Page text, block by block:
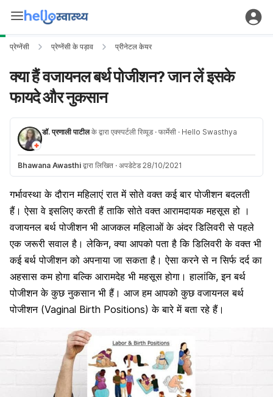
प्रेग्नेंसी प्रेग्नेंसी के पड़ाव प्रीनेटल केयर
क्या हैं वजायनल बर्थ पोजीशन? जान लें इसके
फायदे और नुकसान
डॉ. प्रणाली पाटीलके द्वारा एक्स्पर्टली रिव्यूड · फार्मेसी · Hello Swasthya
Bhawana Awasthi द्वारा लिखित · अपडेटेड 28/10/2021
गर्भावस्था के दौरान महिलाएं रात में सोते वक्त कई बार पोजीशन बदलती
हैं। ऐसा वे इसलिए करती हैं ताकि सोते वक्त आरामदायक महसूस हो ।
वजायनल बर्थ पोजीशन भी आजकल महिलाओं के अंदर डिलिवरी से पहले
एक जरूरी सवाल है। लेकिन, क्या आपको पता है कि डिलिवरी के वक्त भी
कई बर्थ पोजीशन को अपनाया जा सकता है।ऐसा करने से न सिर्फ दर्द का
अहसास कम होगा बल्कि आरामदेह भी महसूस होगा। हालांकि, इन बर्थ
पोजीशन के कुछ नुकसान भी हैं। आज हम आपको कुछ वजायनल बर्थ
पोजीशन (Vaginal Birth Positions) के बारे में बता रहे हैं।